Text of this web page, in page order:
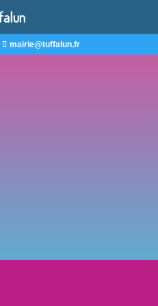
mairie@tuffalun.fr